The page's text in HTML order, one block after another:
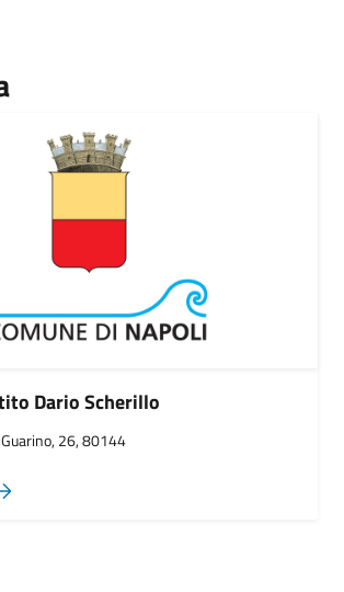
Dario Scherillo
26, 80144